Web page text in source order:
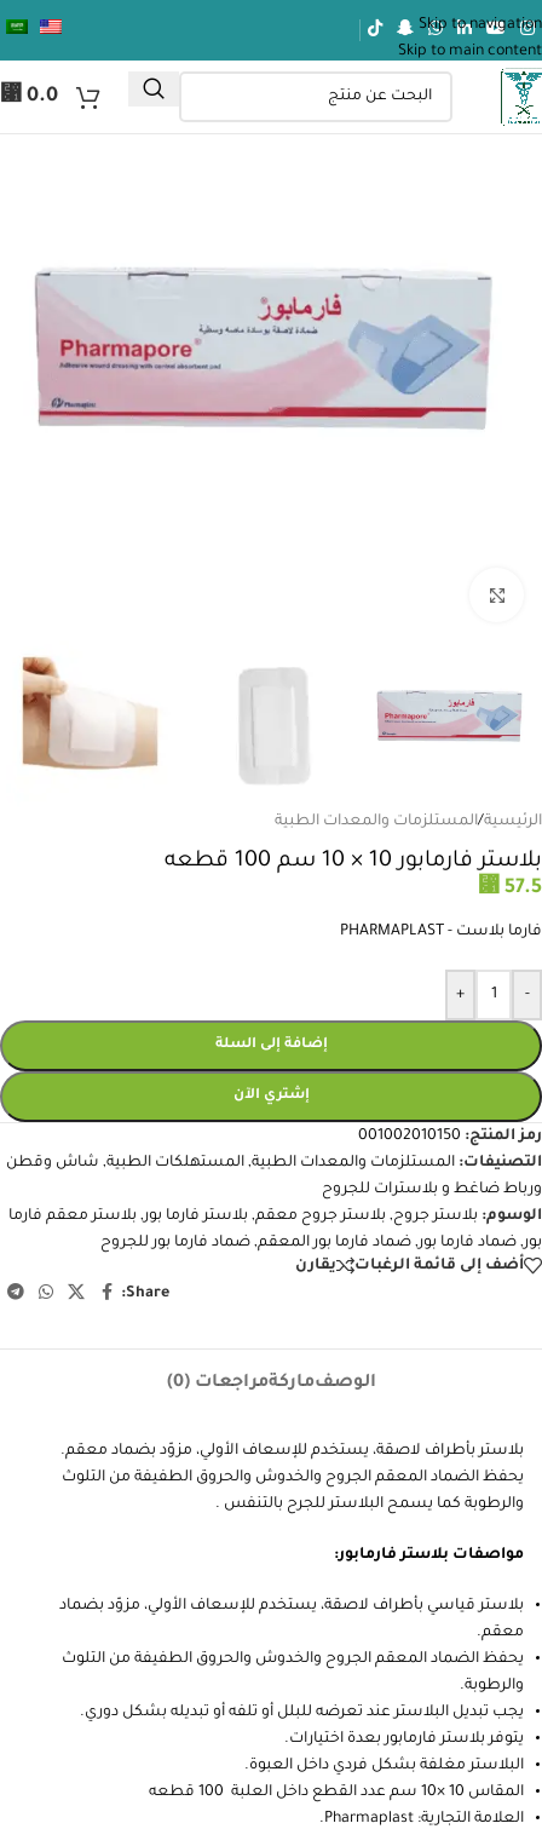
Skip to navigation
Skip to main content
⃁ 0.0
الرئيسية/المستلزمات والمعدات الطبية
بلاستر فارمابور 10 × 10 سم 100 قطعه
⃁ 57.5
فارما بلاست - PHARMAPLAST
-
+
إضافة إلى السلة
إشتري الآن
رمز المنتج: 001002010150
التصنيفات: المستلزمات والمعدات الطبية, المستهلكات الطبية, شاش وقطن
ورباط ضاغط و بلاسترات للجروح
الوسوم: بلاستر جروح, بلاستر جروح معقم, بلاستر فارما بور, بلاستر معقم فارما
بور, ضماد فارما بور, ضماد فارما بور المعقم, ضماد فارما بور للجروح
أضف إلى قائمة الرغبات
يقارن
Share:
الوصفماركةمراجعات (0)
بلاستر بأطراف لاصقة، يستخدم للإسعاف الأولي، مزوّد بضماد معقم.
يحفظ الضماد المعقم الجروح والخدوش والحروق الطفيفة من التلوث
والرطوبة كما يسمح البلاستر للجرح بالتنفس .
مواصفات بلاستر فارمابور:
بلاستر قياسي بأطراف لاصقة، يستخدم للإسعاف الأولي، مزوّد بضماد
معقم.
يحفظ الضماد المعقم الجروح والخدوش والحروق الطفيفة من التلوث
والرطوبة.
يجب تبديل البلاستر عند تعرضه للبلل أو تلفه أو تبديله بشكل دوري.
يتوفر بلاستر فارمابور بعدة اختيارات.
البلاستر مغلفة بشكل فردي داخل العبوة.
المقاس 10 ×10 سم عدد القطع داخل العلبة 100 قطعه
العلامة التجارية: Pharmaplast.